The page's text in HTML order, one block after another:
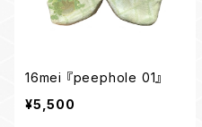
16mei 『peephole 01』
¥5,500